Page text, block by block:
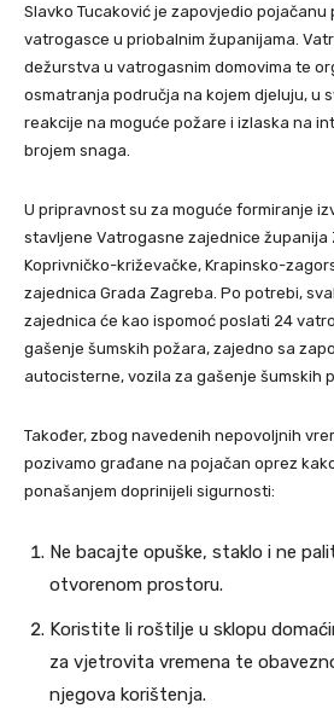
Slavko Tucaković je zapovjedio pojačanu
vatrogasce u priobalnim županijama.
dežurstva u vatrogasnim domovima te
osmatranja područja na kojem djeluju, u
reakcije na moguće požare i izlaska na
brojem snaga.
U pripravnost su za moguće formiranje
stavljene Vatrogasne zajednice županija
Koprivničko-križevačke, Krapinsko-
zajednica Grada Zagreba. Po potrebi,
zajednica će kao ispomoć poslati 24
gašenje šumskih požara, zajedno sa
autocisterne, vozila za gašenje šumskih
Također, zbog navedenih nepovoljnih
pozivamo građane na pojačan oprez
ponašanjem doprinijeli sigurnosti:
Ne bacajte opuške, staklo i ne
otvorenom prostoru.
Koristite li roštilje u sklopu
za vjetrovita vremena te
njegova korištenja.